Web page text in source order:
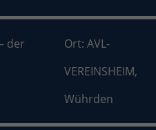
der
Ort: AVL-
VEREINSHEIM,
Wührden